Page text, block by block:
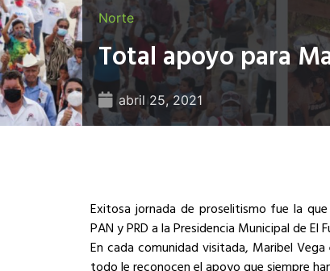
Norte
Total apoyo para
abril 25, 2021
Exitosa jornada de proselitismo fue la
PAN y PRD a la Presidencia Municipal de El
En cada comunidad visitada, Maribel
todo le reconocen el apoyo que siempre